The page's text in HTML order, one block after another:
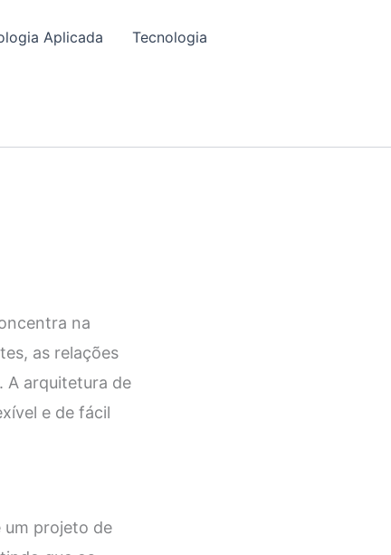
Aplicada Tecnologia
na
as relações
A arquitetura de
e de fácil
um projeto de